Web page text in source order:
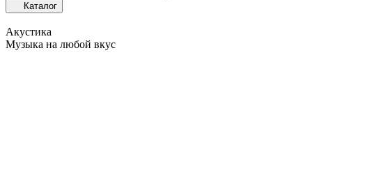
Каталог
Акустика
Музыка на любой вкус